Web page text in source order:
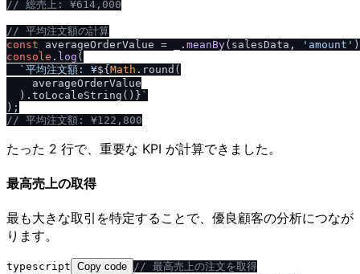
/ / 総売上: ¥614,000
/ / 平均注文額の計算
const averageOrderValue = _. meanBy(salesData,
'amount'
console . log (
`平均注文額: ¥${Math .round(
    averageOrderValue
  ).toLocaleString()}
`
/ / 平均注文額: ¥122,800
たった 2 行で、重要な KPI が計算できました。
最高売上の取得
最も大きな取引を特定することで、優良顧客の分析につなが
ります。
typescript Copy code // 最高売上の注文を取得